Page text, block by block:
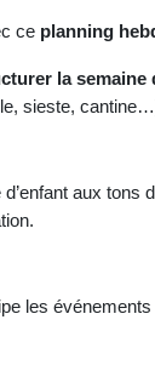
ce planning
la semaine
sieste,
aux
les